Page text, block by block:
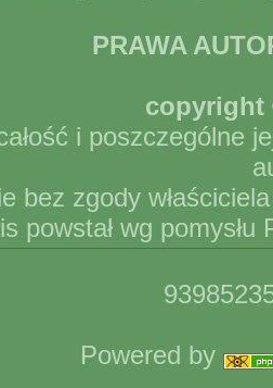
PRAWA
copyright
i poszczególne
bez zgody
powstał wg
Powered by